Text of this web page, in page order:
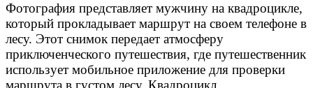
Фотография представляет мужчину на квадроцикле,
который прокладывает маршрут на своем телефоне в
лесу. Этот снимок передает атмосферу
приключенческого путешествия, где путешественник
использует мобильное приложение для проверки